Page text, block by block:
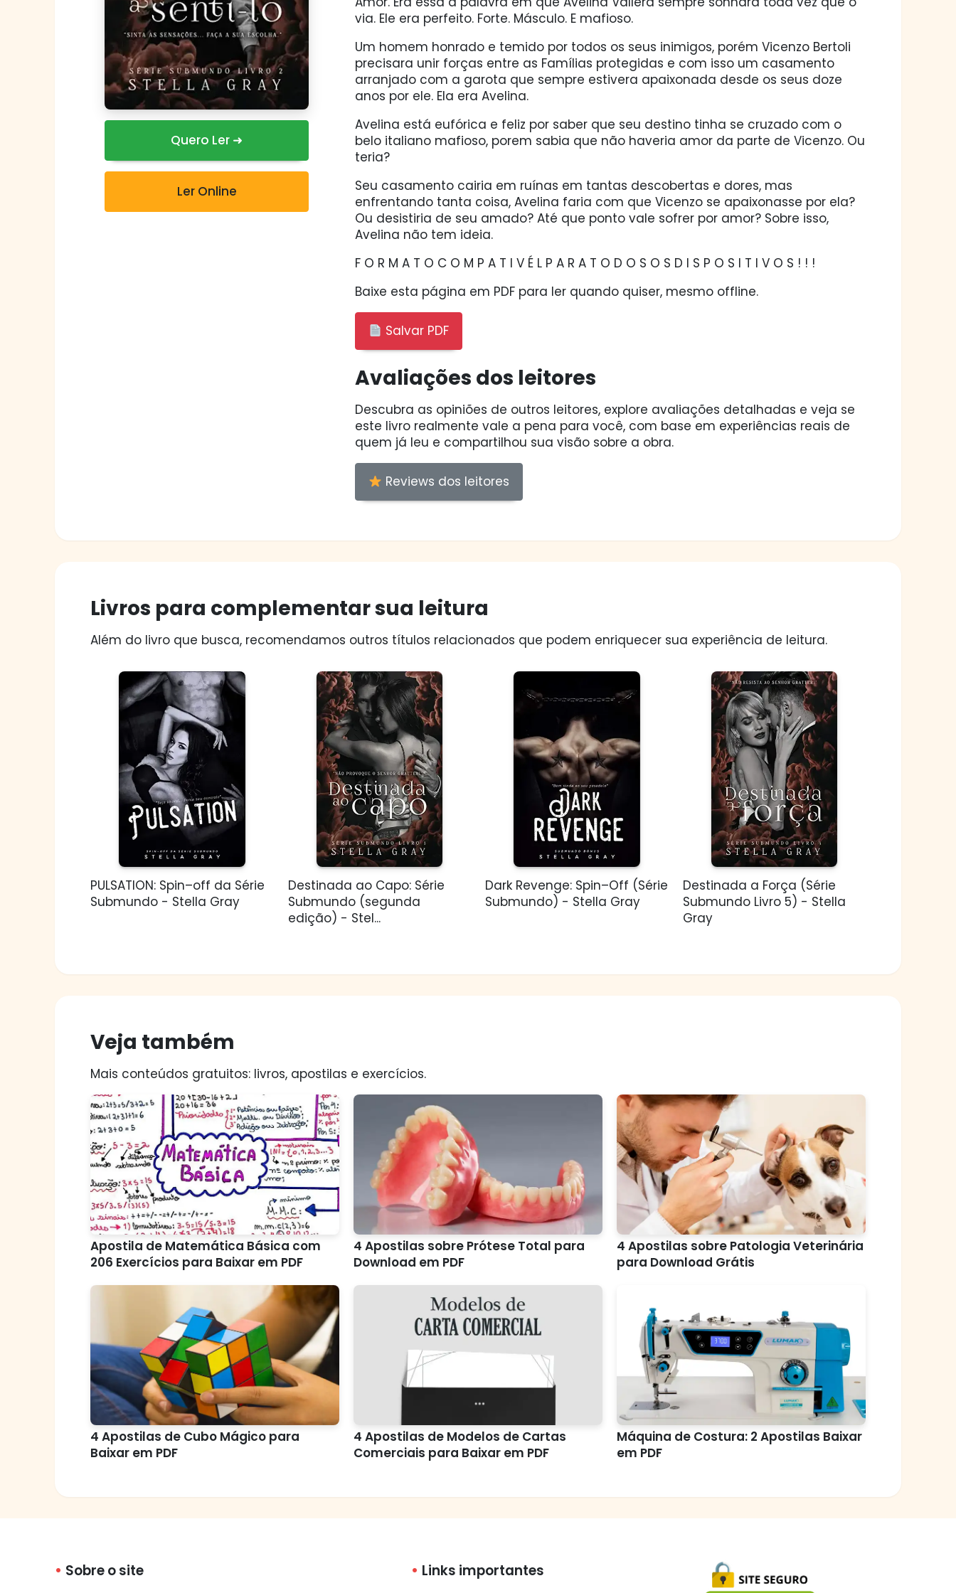
Quero Ler ➜
Ler Online
via. Ele era perfeito. Forte. Másculo. E mafioso.
Um homem honrado e temido por todos os seus inimigos, porém Vicenzo Bertoli
precisara unir forças entre as Famílias protegidas e com isso um casamento
arranjado com a garota que sempre estivera apaixonada desde os seus doze
anos por ele. Ela era Avelina.
Avelina está eufórica e feliz por saber que seu destino tinha se cruzado com o
belo italiano mafioso, porem sabia que não haveria amor da parte de Vicenzo. Ou
teria?
Seu casamento cairia em ruínas em tantas descobertas e dores, mas
enfrentando tanta coisa, Avelina faria com que Vicenzo se apaixonasse por ela?
Ou desistiria de seu amado? Até que ponto vale sofrer por amor? Sobre isso,
Avelina não tem ideia.
F O R M A T O C O M P A T I V É L P A R A T O D O S O S D I S P O S I T I V O S ! ! !
Baixe esta página em PDF para ler quando quiser, mesmo offline.
Salvar PDF
Avaliações dos leitores
Descubra as opiniões de outros leitores, explore avaliações detalhadas e veja se
este livro realmente vale a pena para você, com base em experiências reais de
quem já leu e compartilhou sua visão sobre a obra.
Reviews dos leitores
Livros para complementar sua leitura
Além do livro que busca, recomendamos outros títulos relacionados que podem enriquecer sua experiência de leitura.
PULSATION: Spin–off da Série
Submundo - Stella Gray
Destinada ao Capo: Série
Submundo (segunda
edição) - Stel...
Dark Revenge: Spin–Off (Série
Submundo) - Stella Gray
Destinada a Força (Série
Submundo Livro 5) - Stella
Gray
Veja também
Mais conteúdos gratuitos: livros, apostilas e exercícios.
Apostila de Matemática Básica com
206 Exercícios para Baixar em PDF
4 Apostilas sobre Prótese Total para
Download em PDF
4 Apostilas sobre Patologia Veterinária
para Download Grátis
4 Apostilas de Cubo Mágico para
Baixar em PDF
4 Apostilas de Modelos de Cartas
Comerciais para Baixar em PDF
Máquina de Costura: 2 Apostilas Baixar
em PDF
Sobre o site Links importantes